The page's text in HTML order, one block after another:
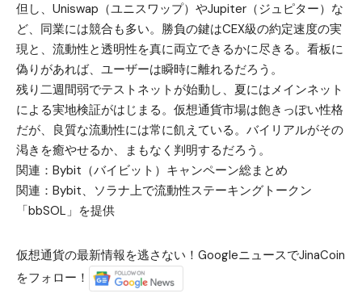
但し、Uniswap（ユニスワップ）やJupiter（ジュピター）な
ど、同業には競合も多い。勝負の鍵はCEX級の約定速度の実
現と、流動性と透明性を真に両立できるかに尽きる。看板に
偽りがあれば、ユーザーは瞬時に離れるだろう。
残り二週間弱でテストネットが始動し、夏にはメインネット
による実地検証がはじまる。仮想通貨市場は飽きっぽい性格
だが、良質な流動性には常に飢えている。バイリアルがその
渇きを癒やせるか、まもなく判明するだろう。
関連： Bybit（バイビット）キャンペーン総まとめ
関連： Bybit、ソラナ上で流動性ステーキングトークン
「bbSOL」を提供
仮想通貨の最新情報を逃さない！GoogleニュースでJinaCoin
をフォロー！